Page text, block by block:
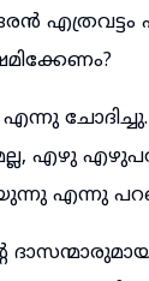
എന്നു
എഴു
എന്നു